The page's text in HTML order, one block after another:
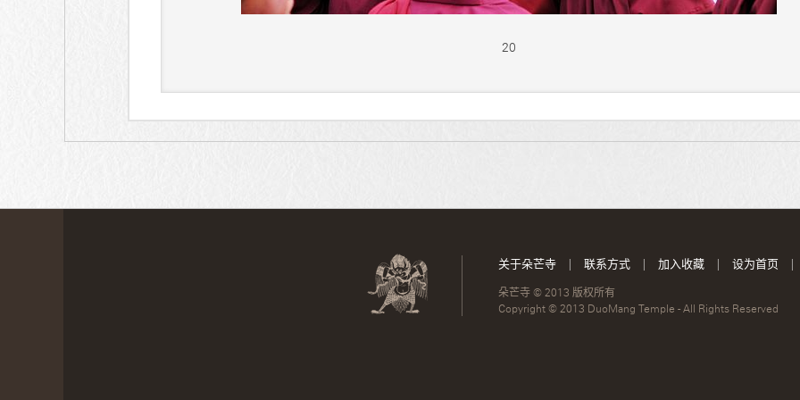
20
关于朵芒寺 | 联系方式 | 加入收藏 | 设为首页 |
朵芒寺 © 2013 版权所有
Copyright © 2013 DuoMang Temple - All Rights Reserved